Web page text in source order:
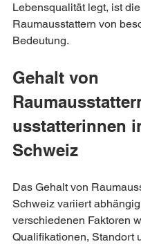
Lebensqualität legt, ist
Raumausstattern von
Bedeutung.
Gehalt von
usstatterinnen
Schweiz
Das Gehalt von
Schweiz variiert
verschiedenen Faktoren
Qualifikationen, Standort